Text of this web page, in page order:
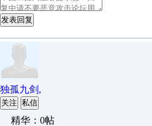
发表回复
独孤九剑,
关注 私信
精华：0帖